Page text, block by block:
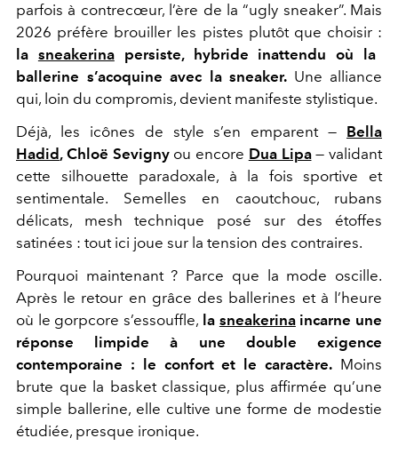
parfois à contrecœur, l’ère de la “ugly sneaker”. Mais
2026 préfère brouiller les pistes plutôt que choisir :
la sneakerinapersiste, hybride inattendu où la
ballerine s’acoquine avec la sneaker. Une alliance
qui, loin du compromis, devient manifeste stylistique.
Déjà, les icônes de style s’en emparent — Bella
Hadid , Chloë Sevigny ou encore Dua Lipa— validant
cette silhouette paradoxale, à la fois sportive et
sentimentale. Semelles en caoutchouc, rubans
délicats, mesh technique posé sur des étoffes
satinées : tout ici joue sur la tension des contraires.
Pourquoi maintenant ? Parce que la mode oscille.
Après le retour en grâce des ballerines et à l’heure
où le gorpcore s’essouffle, la sneakerinaincarne une
réponse limpide à une double exigence
contemporaine : le confort et le caractère. Moins
brute que la basket classique, plus affirmée qu’une
simple ballerine, elle cultive une forme de modestie
étudiée, presque ironique.